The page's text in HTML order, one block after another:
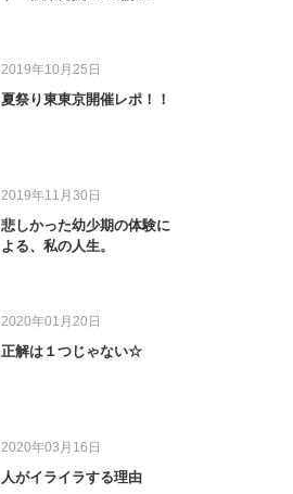
2019年10月25日
夏祭り東東京開催レポ！！
2019年11月30日
悲しかった幼少期の体験に
よる、私の人生。
2020年01月20日
正解は１つじゃない☆
2020年03月16日
人がイライラする理由